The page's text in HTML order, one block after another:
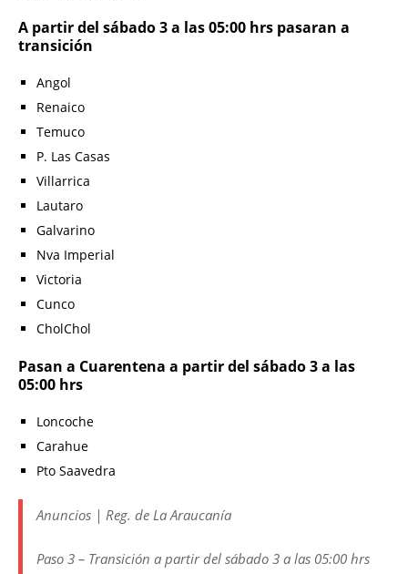
A partir del sábado 3 a las 05:00 hrs pasaran a
transición
Angol
Renaico
Temuco
P. Las Casas
Villarrica
Lautaro
Galvarino
Nva Imperial
Victoria
Cunco
CholChol
Pasan a Cuarentena a partir del sábado 3 a las
05:00 hrs
Loncoche
Carahue
Pto Saavedra
Anuncios | Reg. de La Araucanía
Paso 3 – Transición a partir del sábado 3 a las 05:00 hrs